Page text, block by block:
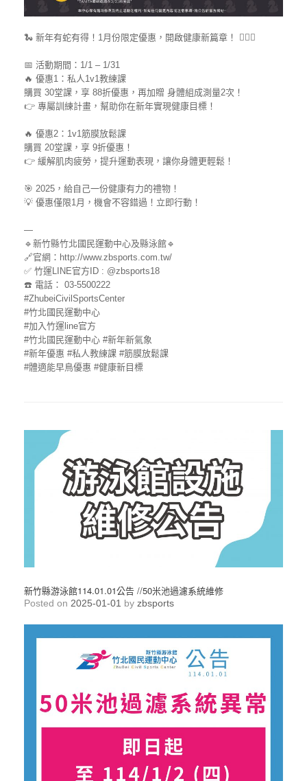
🐍 新年有蛇有得！1月份限定優惠，開啟健康新篇章！ 🏋️‍♂️✨
📅 活動期間：1/1 – 1/31
🔥 優惠1：私人1v1教練課
購買 30堂課，享 88折優惠，再加贈 身體組成測量2次！
👉 專屬訓練計畫，幫助你在新年實現健康目標！
🔥 優惠2：1v1筋膜放鬆課
購買 20堂課，享 9折優惠！
👉 緩解肌肉疲勞，提升運動表現，讓你身體更輕鬆！
🎯 2025，給自己一份健康有力的禮物！
💡 優惠僅限1月，機會不容錯過！立即行動！
—
🔹新竹縣竹北國民運動中心及縣泳館🔹
🔗官網：http://www.zbsports.com.tw/
✅ 竹運LINE官方ID : @zbsports18
☎️ 電話： 03-5500222
#ZhubeiCivilSportsCenter
#竹北國民運動中心
#加入竹運line官方
#竹北國民運動中心 #新年新氣象
#新年優惠 #私人教練課 #筋膜放鬆課
#體適能早鳥優惠 #健康新目標
新竹縣游泳館114.01.01公告 //50米池過濾系統維修
Posted on 2025-01-01 by zbsports